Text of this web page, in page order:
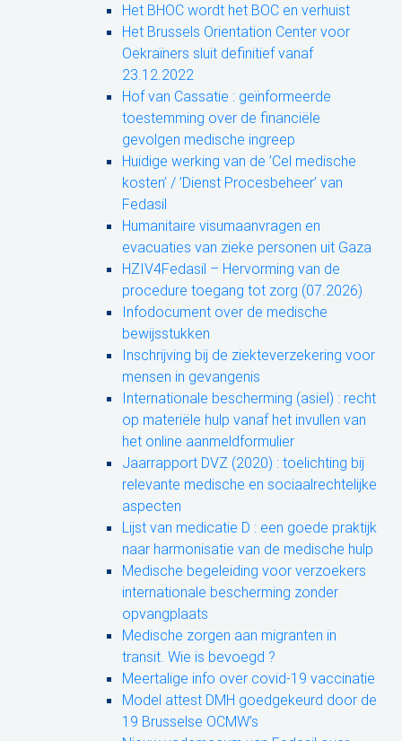
Het BHOC wordt het BOC en verhuist
Het Brussels Orientation Center voor
Oekraïners sluit definitief vanaf
23.12.2022
Hof van Cassatie : geïnformeerde
toestemming over de financiële
gevolgen medische ingreep
Huidige werking van de ’Cel medische
kosten’ / ’Dienst Procesbeheer’ van
Fedasil
Humanitaire visumaanvragen en
evacuaties van zieke personen uit Gaza
HZIV4Fedasil – Hervorming van de
procedure toegang tot zorg (07.2026)
Infodocument over de medische
bewijsstukken
Inschrijving bij de ziekteverzekering voor
mensen in gevangenis
Internationale bescherming (asiel) : recht
op materiële hulp vanaf het invullen van
het online aanmeldformulier
Jaarrapport DVZ (2020) : toelichting bij
relevante medische en sociaalrechtelijke
aspecten
Lijst van medicatie D : een goede praktijk
naar harmonisatie van de medische hulp
Medische begeleiding voor verzoekers
internationale bescherming zonder
opvangplaats
Medische zorgen aan migranten in
transit. Wie is bevoegd ?
Meertalige info over covid-19 vaccinatie
Model attest DMH goedgekeurd door de
19 Brusselse OCMW’s